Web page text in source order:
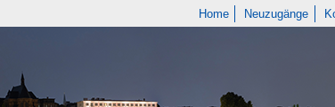
Home Neuzugänge